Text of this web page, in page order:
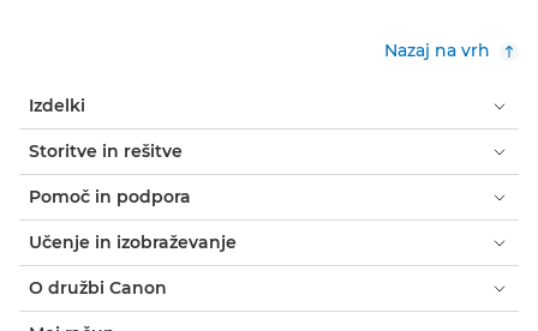
Nazaj na vrh
Izdelki
Storitve in rešitve
Pomoč in podpora
Učenje in izobraževanje
O družbi Canon